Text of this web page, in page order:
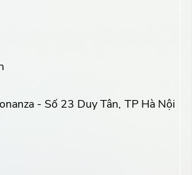
- Số 23 Duy Tân, TP Hà Nội